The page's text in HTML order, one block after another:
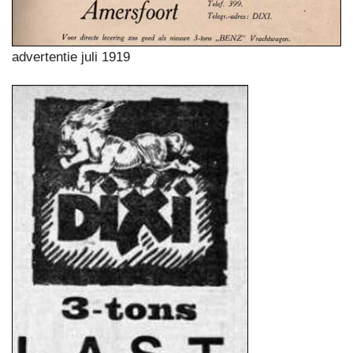
advertentie juli 1919